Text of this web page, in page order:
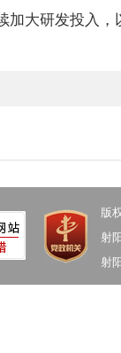
加大研发投入
版
射
射